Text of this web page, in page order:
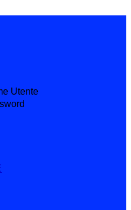
Utente